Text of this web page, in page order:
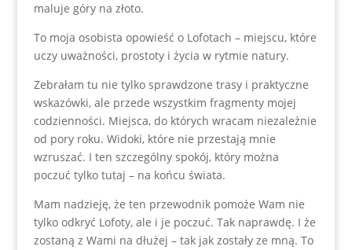
maluje góry na złoto.
To moja osobista opowieść o Lofotach – miejscu, które
uczy uważności, prostoty i życia w rytmie natury.
Zebrałam tu nie tylko sprawdzone trasy i praktyczne
wskazówki, ale przede wszystkim fragmenty mojej
codzienności. Miejsca, do których wracam niezależnie
od pory roku. Widoki, które nie przestają mnie
wzruszać. I ten szczególny spokój, który można
poczuć tylko tutaj – na końcu świata.
Mam nadzieję, że ten przewodnik pomoże Wam nie
tylko odkryć Lofoty, ale i je poczuć. Tak naprawdę. I że
zostaną z Wami na dłużej – tak jak zostały ze mną. To